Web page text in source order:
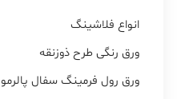
انواع فلاشینگ
ورق رنگی طرح ذوزنقه
ورق رول فرمینگ سفال پالرمو